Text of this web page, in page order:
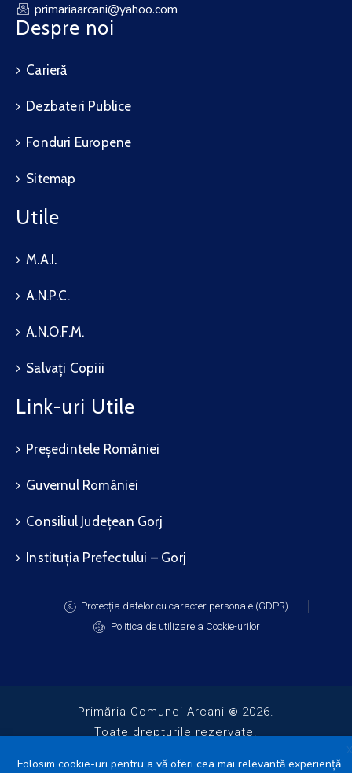
primariaarcani@yahoo.com
Despre noi
Carieră
Dezbateri Publice
Fonduri Europene
Sitemap
Utile
M.A.I.
A.N.P.C.
A.N.O.F.M.
Salvați Copiii
Link-uri Utile
Președintele României
Guvernul României
Consiliul Județean Gorj
Instituția Prefectului – Gorj
Protecția datelor cu caracter personale (GDPR)
Politica de utilizare a Cookie-urilor
Primăria Comunei Arcani
2026.
Toate drepturile rezervate.
X
Folosim cookie-uri pentru a vă oferi cea mai relevantă experiență